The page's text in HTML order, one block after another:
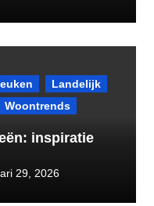
Landelijk
Woontrends
inspiratie
29, 2026